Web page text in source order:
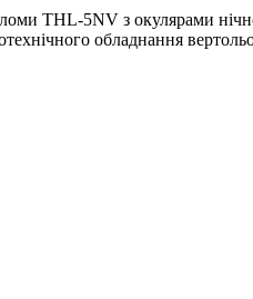
ТНL-5NV з окулярами
обладнання